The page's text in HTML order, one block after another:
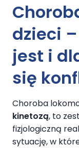
dzieci
jest i
się
Choroba
kinetozą, to
fizjologiczną
sytuację, w